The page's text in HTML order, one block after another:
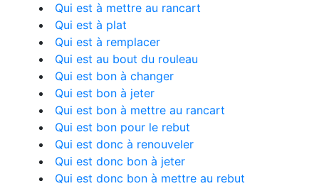
Qui est à mettre au rancart
Qui est à plat
Qui est à remplacer
Qui est au bout du rouleau
Qui est bon à changer
Qui est bon à jeter
Qui est bon à mettre au rancart
Qui est bon pour le rebut
Qui est donc à renouveler
Qui est donc bon à jeter
Qui est donc bon à mettre au rebut